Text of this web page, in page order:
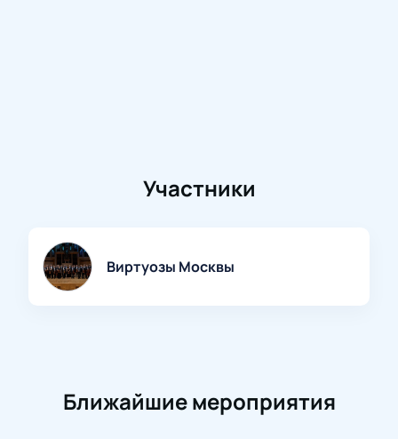
Участники
Виртуозы Москвы
Ближайшие мероприятия